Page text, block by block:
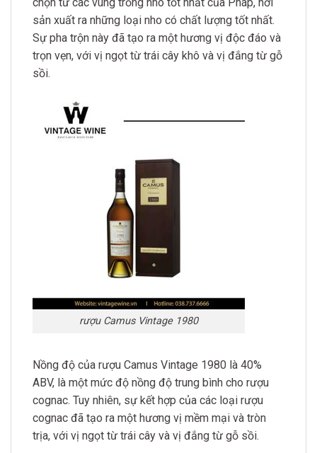
sản xuất ra những loại nho có chất lượng tốt nhất.
Sự pha trộn này đã tạo ra một hương vị độc đáo và
trọn vẹn, với vị ngọt từ trái cây khô và vị đắng từ gỗ
sồi.
rượu Camus Vintage 1980
Nồng độ của rượu Camus Vintage 1980 là 40%
ABV, là một mức độ nồng độ trung bình cho rượu
cognac. Tuy nhiên, sự kết hợp của các loại rượu
cognac đã tạo ra một hương vị mềm mại và tròn
trịa, với vị ngọt từ trái cây và vị đắng từ gỗ sồi.